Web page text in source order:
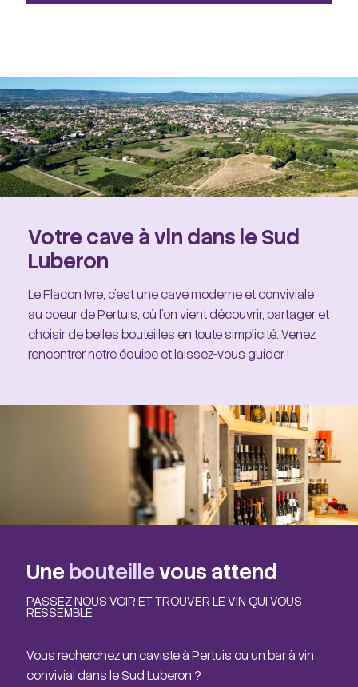
Votre cave à vin dans le Sud
Luberon
Le Flacon Ivre, c'est une cave moderne et conviviale
au coeur de Pertuis, où l'on vient découvrir, partager et
choisir de belles bouteilles en toute simplicité. Venez
rencontrer notre équipe et laissez-vous guider !
Unebouteillevous attend
PASSEZ NOUS VOIR ET TROUVER LE VIN QUI VOUS
RESSEMBLE
Vous recherchez un caviste à Pertuis ou un bar à vin
convivial dans le Sud Luberon ?